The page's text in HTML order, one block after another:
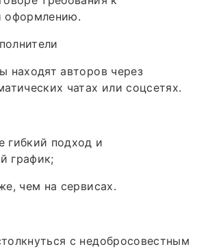
оформлению.
находят авторов через
чатах или соцсетях.
гибкий подход и
график;
чем на сервисах.
с недобросовестным